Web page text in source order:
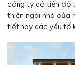
công ty có tiến độ
thiện ngôi nhà của
tiết hay các yếu tố